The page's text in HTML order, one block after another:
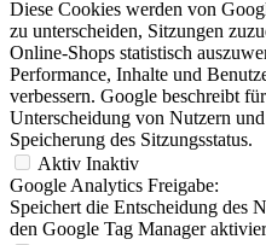
Diese Cookies werden von
zu unterscheiden, Sitzungen
Online-Shops statistisch
Performance, Inhalte und
verbessern. Google beschreibt
Unterscheidung von Nutzern und
Speicherung des Sitzungsstatus.
Aktiv Inaktiv
Google Analytics Freigabe:
Speichert die Entscheidung des
den Google Tag Manager